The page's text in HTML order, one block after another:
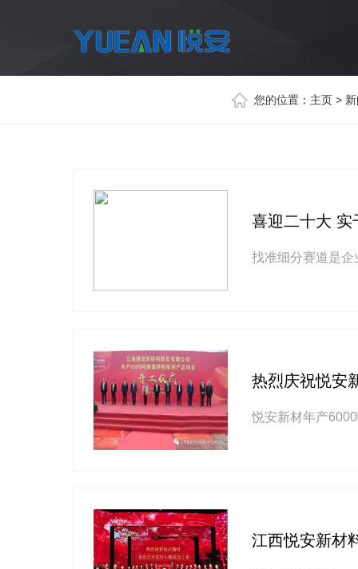
您的位置： 主页 >
喜迎二十大 实
找准细分赛道是企
热烈庆祝悦安
悦安新材年产
江西悦安新材